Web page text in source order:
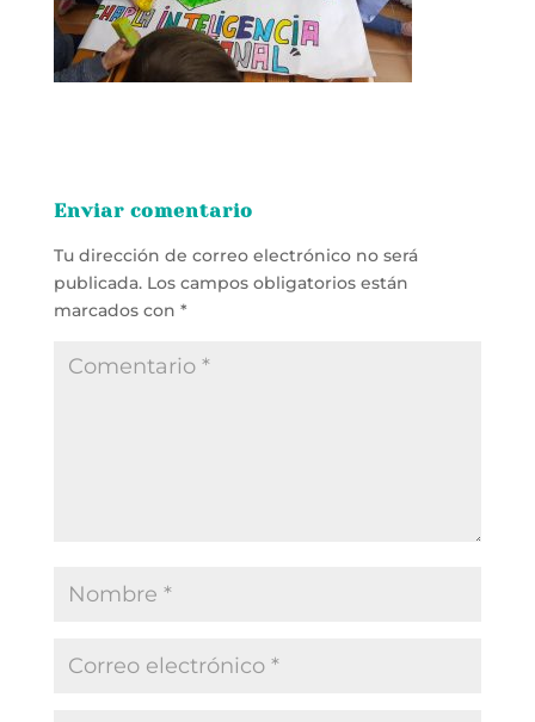
Enviar comentario
Tu dirección de correo electrónico no será
publicada. Los campos obligatorios están
marcados con *